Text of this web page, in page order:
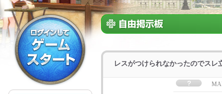
レスがつけられなかったのでス